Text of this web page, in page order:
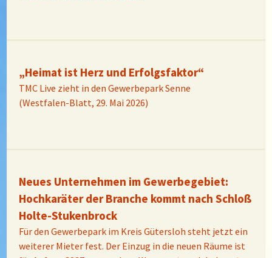
„Heimat ist Herz und Erfolgsfaktor“
TMC Live zieht in den Gewerbepark Senne
(Westfalen-Blatt, 29. Mai 2026)
Neues Unternehmen im Gewerbegebiet:
Hochkaräter der Branche kommt nach Schloß
Holte-Stukenbrock
Für den Gewerbepark im Kreis Gütersloh steht jetzt ein
weiterer Mieter fest. Der Einzug in die neuen Räume ist